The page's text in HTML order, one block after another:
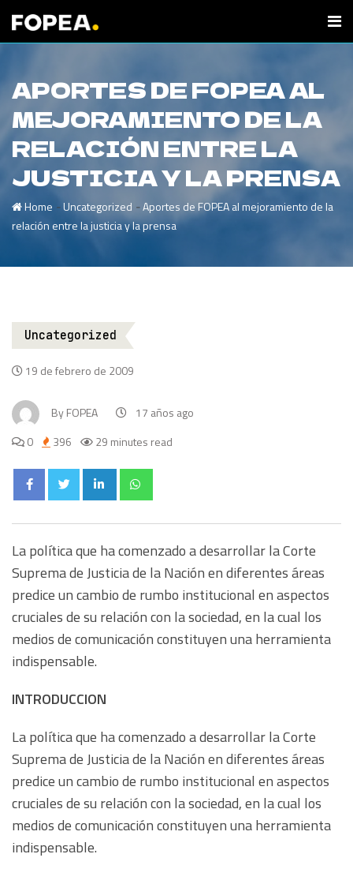
APORTES DE FOPEA AL
MEJORAMIENTO DE LA
RELACIÓN ENTRE LA
JUSTICIA Y LA PRENSA
Home -Uncategorized -Aportes de FOPEA al mejoramiento de la
relación entre la justicia y la prensa
Uncategorized
19 de febrero de 2009
ByFOPEA
17 años ago
0
396 29 minutes read
La política que ha comenzado a desarrollar la Corte
Suprema de Justicia de la Nación en diferentes áreas
predice un cambio de rumbo institucional en aspectos
cruciales de su relación con la sociedad, en la cual los
medios de comunicación constituyen una herramienta
indispensable.
INTRODUCCION
La política que ha comenzado a desarrollar la Corte
Suprema de Justicia de la Nación en diferentes áreas
predice un cambio de rumbo institucional en aspectos
cruciales de su relación con la sociedad, en la cual los
medios de comunicación constituyen una herramienta
indispensable.